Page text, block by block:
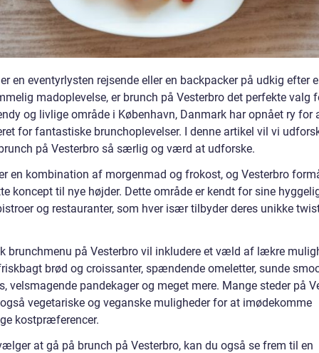
en eventyrlysten rejsende eller en backpacker på udkig efter
madoplevelse, er brunch på Vesterbro det perfekte valg
og livlige område i København, Danmark har opnået ry for
for fantastiske brunchoplevelser. I denne artikel vil vi
på Vesterbro så særlig og værd at udforske.
en kombination af morgenmad og frokost, og Vesterbro
koncept til nye højder. Dette område er kendt for sine
og restauranter, som hver især tilbyder deres unikke
brunchmenu på Vesterbro vil inkludere et væld af lækre
brød og croissanter, spændende omeletter, sunde
velsmagende pandekager og meget mere. Mange steder på
vegetariske og veganske muligheder for at imødekomme
kostpræferencer.
at gå på brunch på Vesterbro, kan du også se frem til en